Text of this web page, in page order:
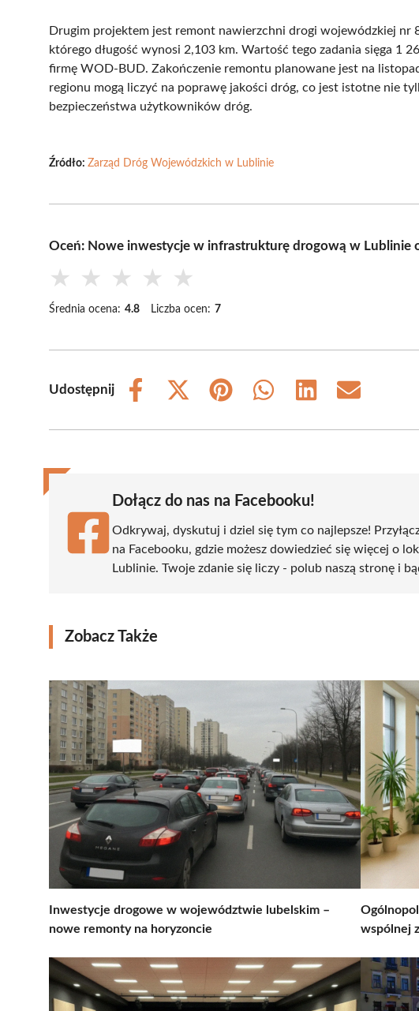
Drugim projektem jest remont nawierzchni drogi wojewódzkiej nr
którego długość wynosi 2,103 km. Wartość tego zadania sięga 1
firmę WOD-BUD. Zakończenie remontu planowane jest na
regionu mogą liczyć na poprawę jakości dróg, co jest istotne nie
bezpieczeństwa użytkowników dróg.
Źródło: Zarząd Dróg Wojewódzkich w Lublinie
Oceń: Nowe inwestycje w infrastrukturę drogową w Lublinie
★ ★ ★ ★ ★
Średnia ocena: 4.8 Liczba ocen: 7
Udostępnij
Share
Share
(Twitter)
Share
Share
Share
Share
Dołącz do nas na Facebooku!
Odkrywaj, dyskutuj i dziel się tym co najlepsze!
na Facebooku, gdzie możesz dowiedzieć się więcej o
Lublinie. Twoje zdanie się liczy - polub naszą stronę i
Zobacz Także
Inwestycje drogowe w województwie lubelskim –
nowe remonty na horyzoncie
wspólnej